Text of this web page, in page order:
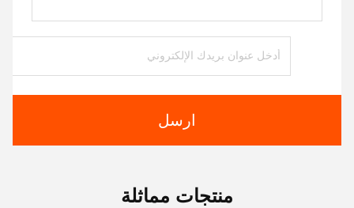
ارسل
منتجات مماثلة